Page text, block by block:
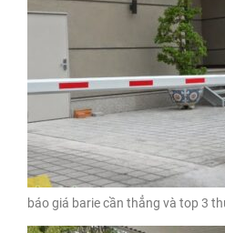
báo giá barie cần thẳng và top 3